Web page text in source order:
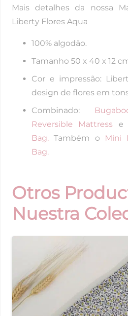
Mais detalhes da nossa
Liberty Flores Aqua
100% algodão.
Tamanho 50 x 40 x 12
Cor e impressão:
design de flores em
Combinado:
Reversible Mattress e
Bag. Também o
Mini
Bag.
Otros
Nuestra